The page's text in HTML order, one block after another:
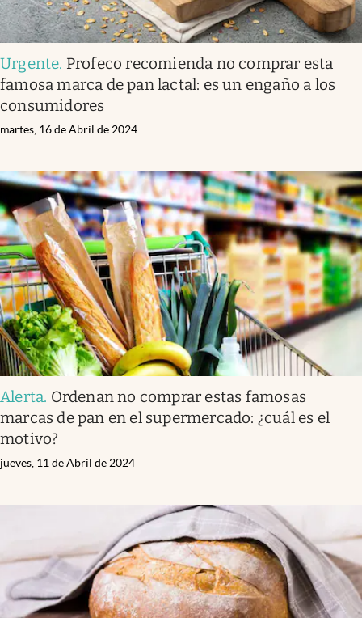
Urgente. Profeco recomienda no comprar esta
famosa marca de pan lactal: es un engaño a los
consumidores
martes, 16 de Abril de 2024
Alerta. Ordenan no comprar estas famosas
marcas de pan en el supermercado: ¿cuál es el
motivo?
jueves, 11 de Abril de 2024